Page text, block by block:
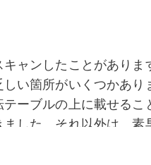
キャンしたことがあり
しい箇所がいくつかあ
テーブルの上に載せる
した。それ以外は、素